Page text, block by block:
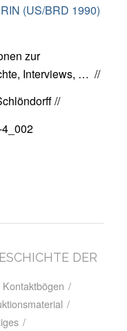
(US/BRD 1990)
zur
Interviews, … //
//
DER
/
/
/